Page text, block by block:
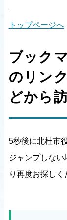
トップページへ
ブック
のリン
どから
5秒後に北杜市
ジャンプしない
り再度お探しく